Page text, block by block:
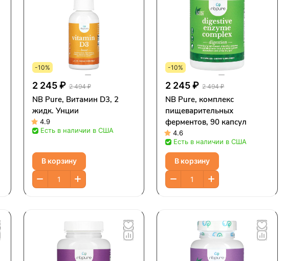
-10%
2 245 ₽ 2 494 ₽
NB Pure, Витамин D3, 2
жидк. Унции
4.9
Есть в наличии в США
В корзину
-10%
2 245 ₽ 2 494 ₽
NB Pure, комплекс
пищеварительных
ферментов, 90 капсул
4.6
Есть в наличии в США
В корзину